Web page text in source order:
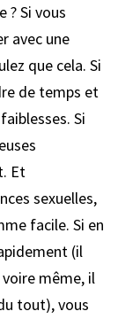
? Si vous
avec une
que cela. Si
de temps et
Si
Et
sexuelles,
facile. Si en
(il
même, il
tout), vous